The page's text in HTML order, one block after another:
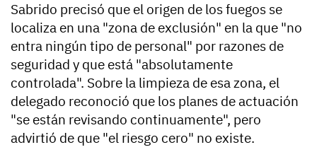
Sabrido precisó que el origen de los fuegos se
localiza en una "zona de exclusión" en la que "no
entra ningún tipo de personal" por razones de
seguridad y que está "absolutamente
controlada". Sobre la limpieza de esa zona, el
delegado reconoció que los planes de actuación
"se están revisando continuamente", pero
advirtió de que "el riesgo cero" no existe.